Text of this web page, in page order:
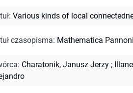
: Various kinds of local
czasopisma: Mathematica
: Charatonik, Janusz Jerzy ;